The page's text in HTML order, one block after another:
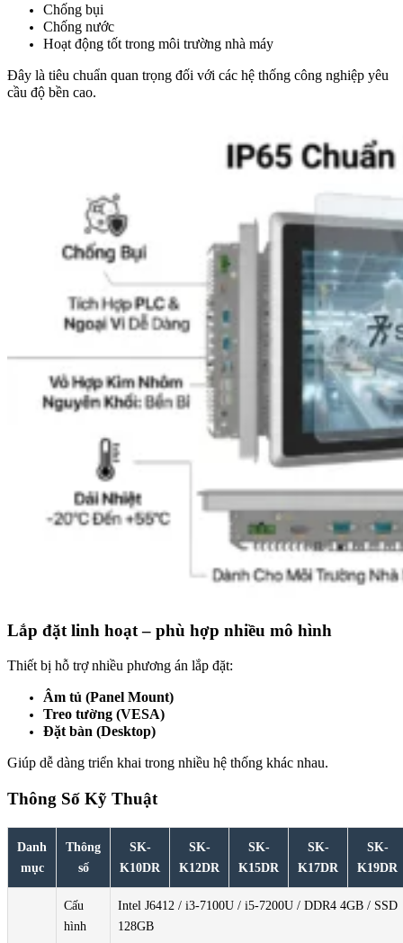
Chống bụi
Chống nước
Hoạt động tốt trong môi trường nhà máy
Đây là tiêu chuẩn quan trọng đối với các hệ thống công nghiệp yêu
cầu độ bền cao.
Lắp đặt linh hoạt – phù hợp nhiều mô hình
Thiết bị hỗ trợ nhiều phương án lắp đặt:
Âm tủ (Panel Mount)
Treo tường (VESA)
Đặt bàn (Desktop)
Giúp dễ dàng triển khai trong nhiều hệ thống khác nhau.
Thông Số Kỹ Thuật
Danh
mục
Thông
số
SK-
K10DR
SK-
K12DR
SK-
K15DR
SK-
K17DR
SK-
K19DR
Cấu
hình
Intel J6412 / i3-7100U / i5-7200U / DDR4 4GB / SSD
128GB